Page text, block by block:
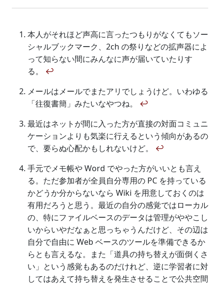
本人がそれほど声高に言ったつもりがなくてもソー
シャルブックマーク、2ch の祭りなどの拡声器によ
って知らない間にみんなに声が届いていたりす
る。 ↩
メールはメールでまたアリでしょうけど。いわゆる
「往復書簡」みたいなやつね。 ↩
最近はネットが間に入った方が直接の対面コミュニ
ケーションよりも気楽に行えるという傾向があるの
で、要らぬ心配かもしれないけど。 ↩
手元でメモ帳や Word でやった方がいいとも言え
る。ただ参加者が全員自分専用の PC を持っている
かどうか分からないなら Wiki を用意しておくのは
有用だろうと思う。最近の自分の感覚ではローカル
の、特にファイルベースのデータは管理がややこし
いからいやだなぁと思っちゃうんだけど、その辺は
自分で自由に Web ベースのツールを準備できるか
らとも言えるな。また「道具の持ち替えが面倒くさ
い」という感覚もあるのだけれど、逆に学習者に対
してはあえて持ち替えを発生させることで公共空間